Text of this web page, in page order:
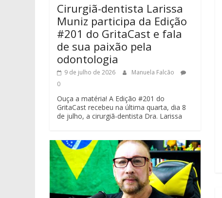
Cirurgiã-dentista Larissa
Muniz participa da Edição
#201 do GritaCast e fala
de sua paixão pela
odontologia
9 de julho de 2026
Manuela Falcão
0
Ouça a matéria! A Edição #201 do
GritaCast recebeu na última quarta, dia 8
de julho, a cirurgiã-dentista Dra. Larissa